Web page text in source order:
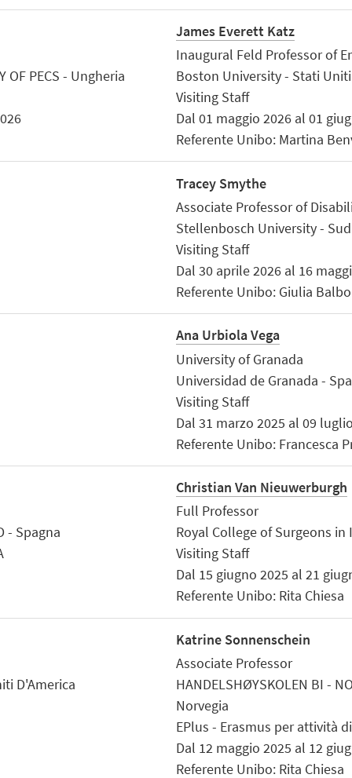
OF PECS - Ungheria
James Everett Katz
Inaugural Feld Professor of
Boston University - Stati
Visiting Staff
Dal 01 maggio 2026 al 01
Referente Unibo: Martina
Tracey Smythe
Associate Professor of
Stellenbosch University -
Visiting Staff
Dal 30 aprile 2026 al 16
Referente Unibo: Giulia
Ana Urbiola Vega
University of Granada
Universidad de Granada -
Visiting Staff
Dal 31 marzo 2025 al 09
Referente Unibo: Francesca
- Spagna
Christian Van Nieuwerburgh
Full Professor
Royal College of Surgeons
Visiting Staff
Dal 15 giugno 2025 al 21
Referente Unibo: Rita Chiesa
D'America
Katrine Sonnenschein
Associate Professor
HANDELSHØYSKOLEN BI -
Norvegia
EPlus - Erasmus per attività
Dal 12 maggio 2025 al 12
Referente Unibo: Rita Chiesa